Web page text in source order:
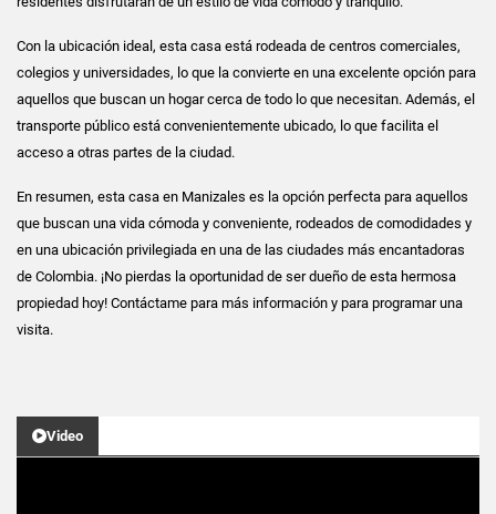
Con la ubicación ideal, esta casa está rodeada de centros comerciales,
colegios y universidades, lo que la convierte en una excelente opción para
aquellos que buscan un hogar cerca de todo lo que necesitan. Además, el
transporte público está convenientemente ubicado, lo que facilita el
acceso a otras partes de la ciudad.
En resumen, esta casa en Manizales es la opción perfecta para aquellos
que buscan una vida cómoda y conveniente, rodeados de comodidades y
en una ubicación privilegiada en una de las ciudades más encantadoras
de Colombia. ¡No pierdas la oportunidad de ser dueño de esta hermosa
propiedad hoy! Contáctame para más información y para programar una
visita.
Video